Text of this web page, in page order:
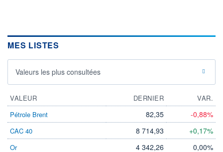
MES LISTES
Valeurs les plus consultées
VALEUR DERNIER
VAR.
Pétrole Brent
82,35 -0,88%
CAC 40 8 714,93 +0,17%
Or 4 342,26 0,00%